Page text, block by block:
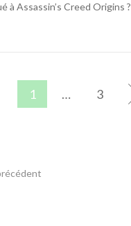
à Assassin’s Creed Origins ?
1 … 3